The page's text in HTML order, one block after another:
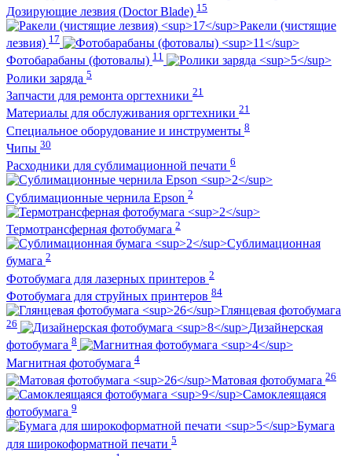
Дозирующие лезвия (Doctor Blade) 15
Ракели (чистящие
лезвия) 17
Фотобарабаны (фотовалы) 11
Ролики заряда 5
Запчасти для ремонта оргтехники 21
Материалы для обслуживания оргтехники 21
Специальное оборудование и инструменты 8
Чипы 30
Расходники для сублимационной печати 6
Сублимационные чернила Epson 2
Термотрансферная фотобумага 2
Сублимационная
бумага 2
Фотобумага для лазерных принтеров 2
Фотобумага для струйных принтеров 84
Глянцевая фотобумага
26
Дизайнерская
фотобумага 8
Магнитная фотобумага 4
Матовая фотобумага 26
Самоклеящаяся
фотобумага 9
Бумага
для широкоформатной печати 5